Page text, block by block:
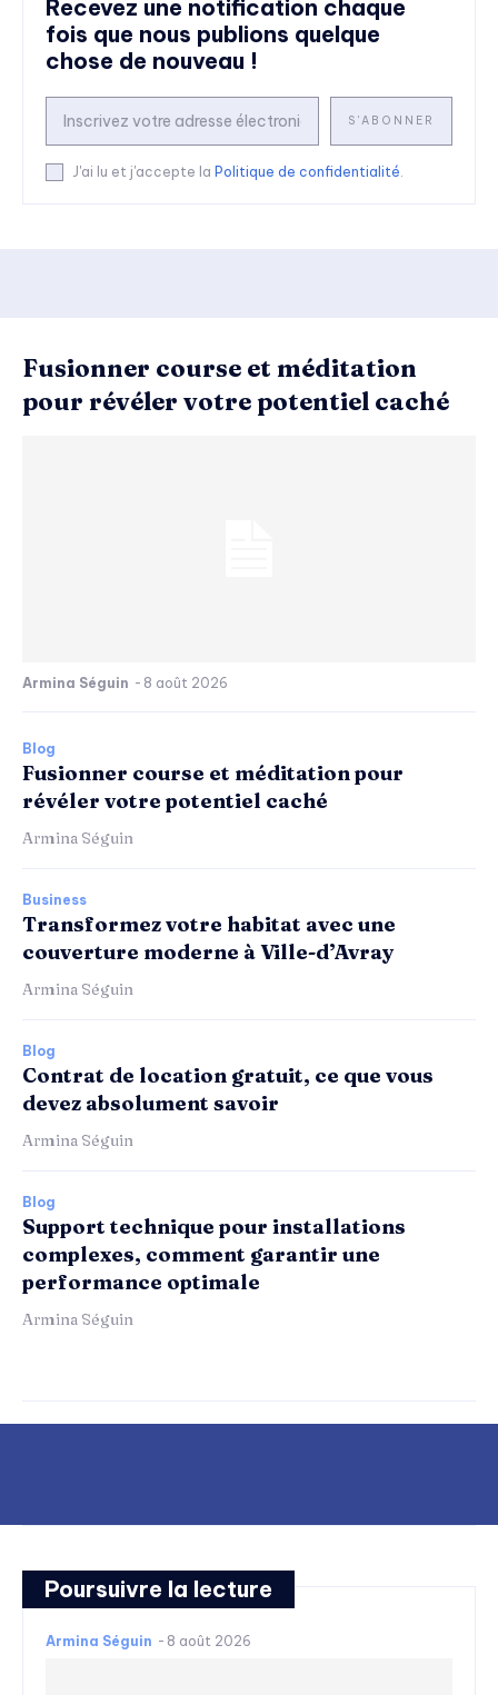
Recevez une notification chaque
fois que nous publions quelque
chose de nouveau !
S'ABONNER
J'ai lu et j'accepte la Politique de confidentialité
Fusionner course et méditation
pour révéler votre potentiel caché
Armina Séguin - 8 août 2026
Blog
Fusionner course et méditation pour
révéler votre potentiel caché
Armina Séguin
Business
Transformez votre habitat avec une
couverture moderne à Ville-d’Avray
Armina Séguin
Blog
Contrat de location gratuit, ce que vous
devez absolument savoir
Armina Séguin
Blog
Support technique pour installations
complexes, comment garantir une
performance optimale
Armina Séguin
Poursuivre la lecture
Armina Séguin - 8 août 2026